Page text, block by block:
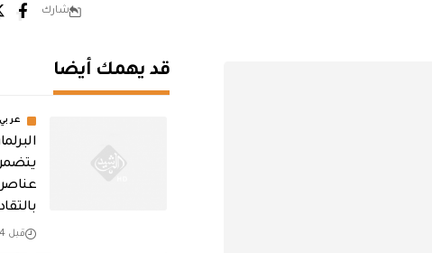
شارك
قد يهمك أيضا
قبل 4 دقائق